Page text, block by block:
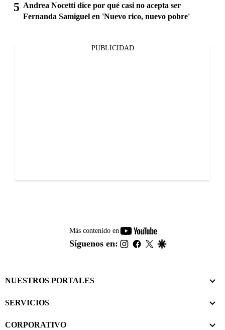
Andrea Nocetti dice por qué casi no acepta ser
Fernanda Samiguel en 'Nuevo rico, nuevo pobre'
PUBLICIDAD
Más contenido en
youtube-
footer
Síguenos en: instagram
facebook
twitter
NUESTROS PORTALES
SERVICIOS
CORPORATIVO